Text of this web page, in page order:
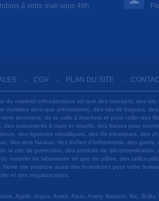
à votre mail sous 48h
- CGV - PLAN DU SITE -
matériel orthodontique tel que des brackets, des
ainsi que prémolaires), des kits de bagues,
ionomère, de la colle à brackets et pour coller des
instruments à main et rotatifs, des fraises pour
des ligatures métalliques, des fils élastiques, des
des arcs faciaux, des boîtes d'orthodontie, des
la cire de protection, des produits de
matériel de laboratoire tel que du plâtre, des tailles-
site propose aussi des fournitures pour votre
et des négatoscopes.
Apple, Argos, Astek, Asus, Avery, Bausch, Bic,